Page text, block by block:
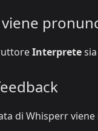
Interprete
di Whisperr